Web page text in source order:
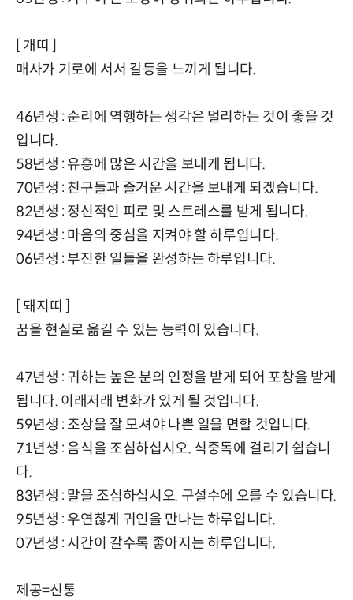
[ 개띠 ]
매사가 기로에 서서 갈등을 느끼게 됩니다.
46년생 : 순리에 역행하는 생각은 멀리하는 것이 좋을 것
입니다.
58년생 : 유흥에 많은 시간을 보내게 됩니다.
70년생 : 친구들과 즐거운 시간을 보내게 되겠습니다.
82년생 : 정신적인 피로 및 스트레스를 받게 됩니다.
94년생 : 마음의 중심을 지켜야 할 하루입니다.
06년생 : 부진한 일들을 완성하는 하루입니다.
[ 돼지띠 ]
꿈을 현실로 옮길 수 있는 능력이 있습니다.
47년생 : 귀하는 높은 분의 인정을 받게 되어 포창을 받게
됩니다. 이래저래 변화가 있게 될 것입니다.
59년생 : 조상을 잘 모셔야 나쁜 일을 면할 것입니다.
71년생 : 음식을 조심하십시오. 식중독에 걸리기 쉽습니
다.
83년생 : 말을 조심하십시오. 구설수에 오를 수 있습니다.
95년생 : 우연찮게 귀인을 만나는 하루입니다.
07년생 : 시간이 갈수록 좋아지는 하루입니다.
제공=신통